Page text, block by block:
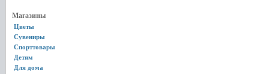
Магазины
Цветы
Сувениры
Спорттовары
Детям
Для дома